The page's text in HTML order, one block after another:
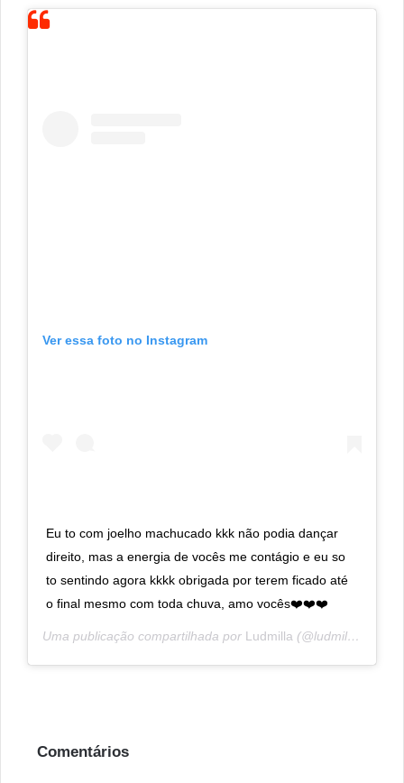
Ver essa foto no Instagram
Eu to com joelho machucado kkk não podia dançar
direito, mas a energia de vocês me contágio e eu so
to sentindo agora kkkk obrigada por terem ficado até
o final mesmo com toda chuva, amo vocês❤️❤️❤️
Uma publicação compartilhada por Ludmilla (@ludmilla) em
Comentários